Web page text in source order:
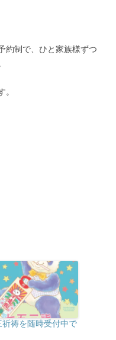
約制で、ひと家族様ずつ
。
祈祷を随時受付中で